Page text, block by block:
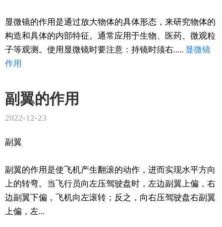
显微镜的作用是通过放大物体的具体形态，来研究物体的
构造和具体的内部特征。通常应用于生物、医药、微观粒
子等观测。使用显微镜时要注意：持镜时须右..... 显微镜
作用
副翼的作用
2022-12-23
副翼
副翼的作用是使飞机产生翻滚的动作，进而实现水平方向
上的转弯。当飞行员向左压驾驶盘时，左边副翼上偏，右
边副翼下偏，飞机向左滚转；反之，向右压驾驶盘右副翼
上偏，左...